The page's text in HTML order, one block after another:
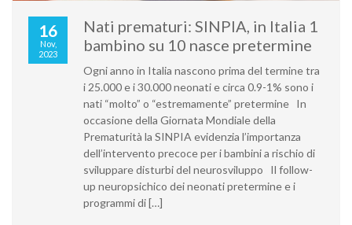
16
Nov,
2023
Nati prematuri: SINPIA, in Italia 1
bambino su 10 nasce pretermine
Ogni anno in Italia nascono prima del termine tra
i 25.000 e i 30.000 neonati e circa 0.9-1% sono i
nati “molto” o “estremamente” pretermine In
occasione della Giornata Mondiale della
Prematurità la SINPIA evidenzia l’importanza
dell’intervento precoce per i bambini a rischio di
sviluppare disturbi del neurosviluppo Il follow-
up neuropsichico dei neonati pretermine e i
programmi di […]